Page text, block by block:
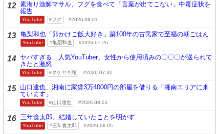
12 素潜り漁師マサル、フグを食べて「言葉が出てこない」中毒症状を
報告
YouTube フグ 2026.08.01
13 亀梨和也「卵かけご飯大好き」築100年の古民家で至福の朝ごはん
YouTube 亀梨和也 2026.07.26
14 ヤバすぎる…人気YouTuber、女性から使用済みの〇〇〇が送られて
きたと激怒
YouTube タケヤキ翔 2026.07.31
15 山口達也、湘南に家賃3万4000円の部屋を借りる「湘南エリアに来
ています」
YouTube 山口達也 2026.08.03
16 三年食太郎、結婚していたことを明かす
YouTube 三年食太郎 2026.08.05